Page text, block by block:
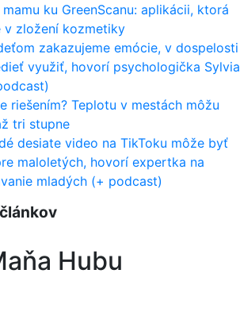
ku GreenScanu: aplikácii, ktorá
v zložení kozmetiky
zakazujeme emócie, v dospelosti
využiť, hovorí psychologička Sylvia
riešením? Teplotu v mestách môžu
tri stupne
desiate video na TikToku môže byť
maloletých, hovorí expertka na
mladých (+ podcast)
Hubu